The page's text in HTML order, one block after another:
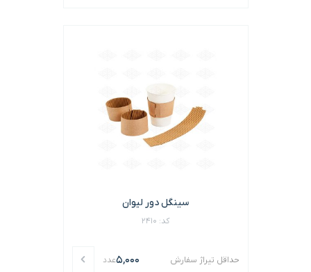
سینگل دور لیوان
کد: 2410
حداقل تیراژ سفارش 5,000عدد